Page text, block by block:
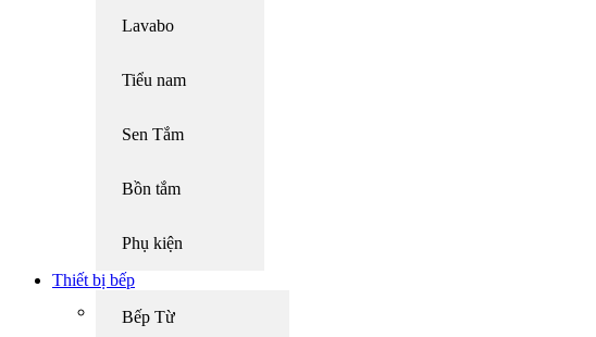
Lavabo
Tiểu nam
Sen Tắm
Bồn tắm
Phụ kiện
Thiết bị bếp
Bếp Từ